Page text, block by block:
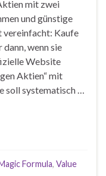
mit zwei
und günstige
vereinfacht: Kaufe
wenn sie
Website
Aktien“ mit
soll systematisch …
Formula, Value